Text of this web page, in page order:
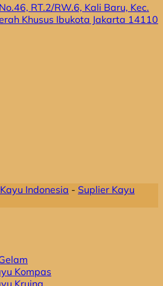
RT.2/RW.6, Kali Baru, Kec.
Khusus Ibukota Jakarta 14110
Indonesia - Suplier Kayu
Kompas